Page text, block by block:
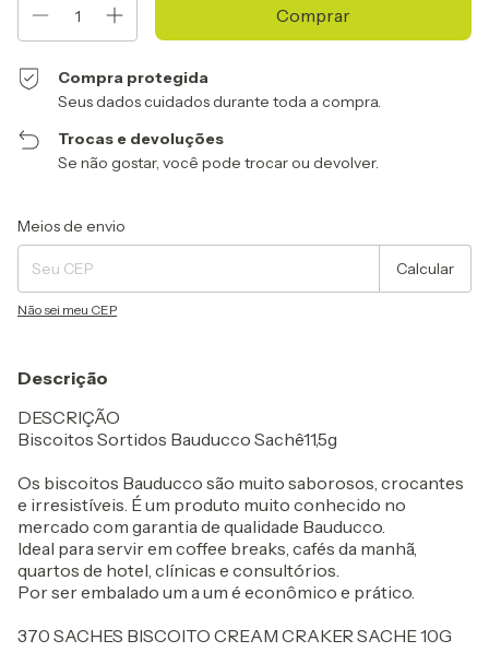
Compra protegida
Seus dados cuidados durante toda a compra.
Trocas e devoluções
Se não gostar, você pode trocar ou devolver.
Entregas para o CEP:
Meios de envio
Calcular
Não sei meu CEP
Descrição
DESCRIÇÃO
Biscoitos Sortidos Bauducco Sachê11,5g
Os biscoitos Bauducco são muito saborosos, crocantes
e irresistíveis. É um produto muito conhecido no
mercado com garantia de qualidade Bauducco.
Ideal para servir em coffee breaks, cafés da manhã,
quartos de hotel, clínicas e consultórios.
Por ser embalado um a um é econômico e prático.
370 SACHES BISCOITO CREAM CRAKER SACHE 10G